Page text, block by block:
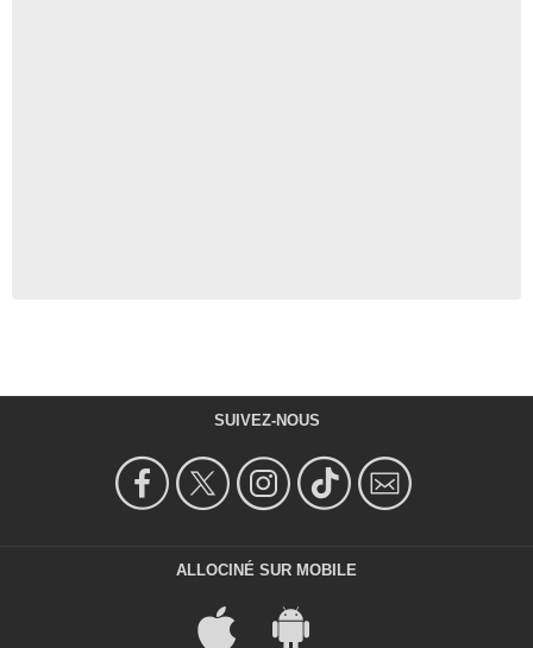
SUIVEZ-NOUS
ALLOCINÉ SUR MOBILE